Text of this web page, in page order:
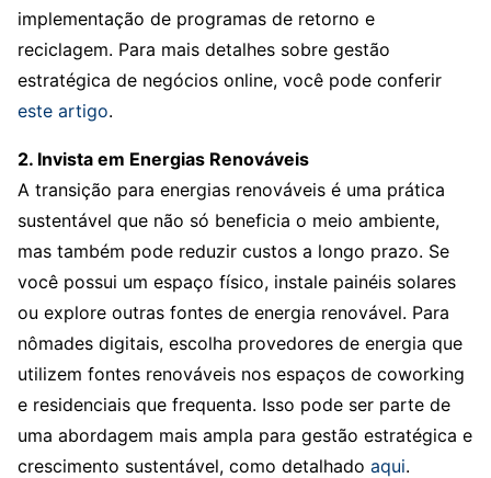
implementação de programas de retorno e
reciclagem. Para mais detalhes sobre gestão
estratégica de negócios online, você pode conferir
este artigo.
2. Invista em Energias Renováveis
A transição para energias renováveis é uma prática
sustentável que não só beneficia o meio ambiente,
mas também pode reduzir custos a longo prazo. Se
você possui um espaço físico, instale painéis solares
ou explore outras fontes de energia renovável. Para
nômades digitais, escolha provedores de energia que
utilizem fontes renováveis nos espaços de coworking
e residenciais que frequenta. Isso pode ser parte de
uma abordagem mais ampla para gestão estratégica e
crescimento sustentável, como detalhado aqui.